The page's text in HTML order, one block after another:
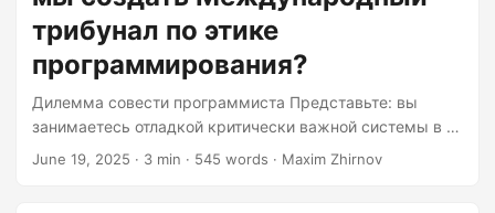
global ethics referee....
трибунал по этике
программирования?
Дилемма совести программиста Представьте: вы
занимаетесь отладкой критически важной системы в 2
часа ночи и обнаруживаете бэкдор, который может
June 19, 2025 · 3 min · 545 words · Maxim Zhirnov